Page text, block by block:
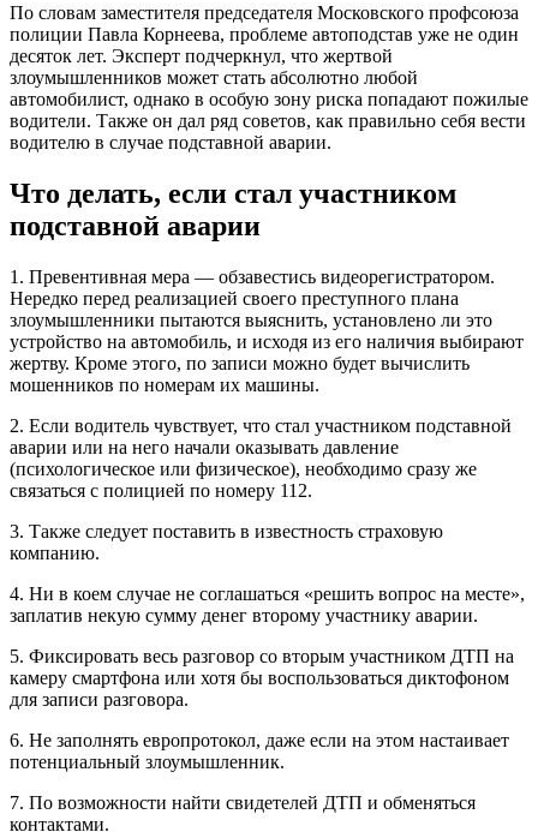
По словам заместителя председателя Московского профсоюза
полиции Павла Корнеева, проблеме автоподстав уже не один
десяток лет. Эксперт подчеркнул, что жертвой
злоумышленников может стать абсолютно любой
автомобилист, однако в особую зону риска попадают пожилые
водители. Также он дал ряд советов, как правильно себя вести
водителю в случае подставной аварии.
Что делать, если стал участником
подставной аварии
1. Превентивная мера — обзавестись видеорегистратором.
Нередко перед реализацией своего преступного плана
злоумышленники пытаются выяснить, установлено ли это
устройство на автомобиль, и исходя из его наличия выбирают
жертву. Кроме этого, по записи можно будет вычислить
мошенников по номерам их машины.
2. Если водитель чувствует, что стал участником подставной
аварии или на него начали оказывать давление
(психологическое или физическое), необходимо сразу же
связаться с полицией по номеру 112.
3. Также следует поставить в известность страховую
компанию.
4. Ни в коем случае не соглашаться «решить вопрос на месте»,
заплатив некую сумму денег второму участнику аварии.
5. Фиксировать весь разговор со вторым участником ДТП на
камеру смартфона или хотя бы воспользоваться диктофоном
для записи разговора.
6. Не заполнять европротокол, даже если на этом настаивает
потенциальный злоумышленник.
7. По возможности найти свидетелей ДТП и обменяться
контактами.